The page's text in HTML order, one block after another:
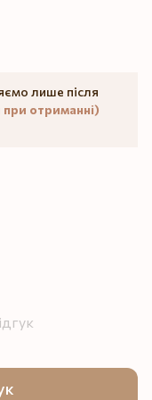
лише після
отриманні)